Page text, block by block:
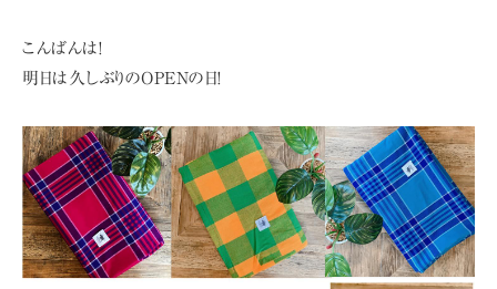
こんばんは!
明日は久しぶりのOPENの日!